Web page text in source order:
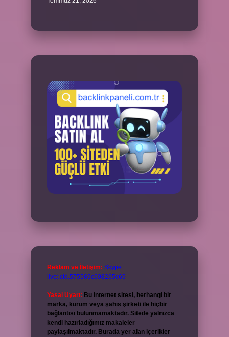
Reklam ve İletişim: Skype:
live:.cid.575569c608265c69
Yasal Uyarı: Bu internet sitesi, herhangi bir
marka, kurum veya şahıs şirketi ile hiçbir
bağlantısı bulunmamaktadır. Sitede yalnızca
kendi hazırladığımız makaleler
paylaşılmaktadır. Burada yer alan içerikler